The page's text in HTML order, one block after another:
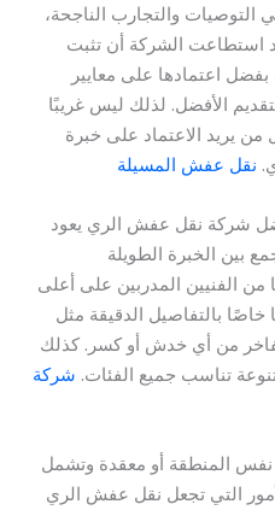
والتجارب الناجحة،
استطاعت الشركة أن تثبت
اعتمادها على معايير
الأفضل. لذلك ليس غريبًا
من يريد الاعتماد على خبرة
نقل عفش المسيلة
شركة نقل عفش الري يعود
بين الخبرة الطويلة
من الفنيين المدربين على أعلى
خاصًا بالتفاصيل الدقيقة مثل
من أي خدش أو كسر. كذلك
تناسب جميع الفئات. شركة
نفس المنطقة أو معقدة وتشمل
التي تجعل نقل عفش الري